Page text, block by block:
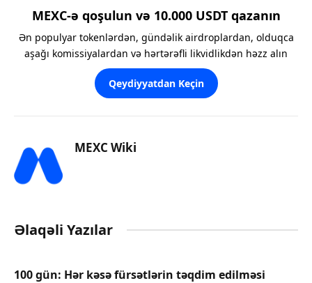
MEXC-ə qoşulun və 10.000 USDT qazanın
Ən populyar tokenlərdən, gündəlik airdroplardan, olduqca
aşağı komissiyalardan və hərtərəfli likvidlikdən həzz alın
Qeydiyyatdan Keçin
MEXC Wiki
Əlaqəli Yazılar
100 gün: Hər kəsə fürsətlərin təqdim edilməsi